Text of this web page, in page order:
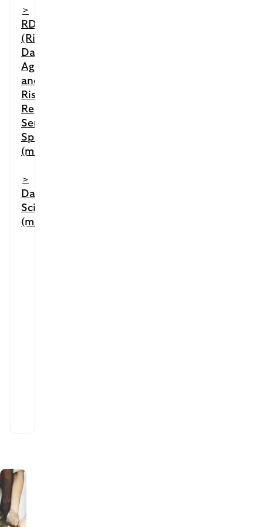
>
RDARR
(Risk
Data
Aggregation
and
Risk
Reporting)
Senior
Specialist
(m/f/d)
>
Data
Scientist
(m/f/d)